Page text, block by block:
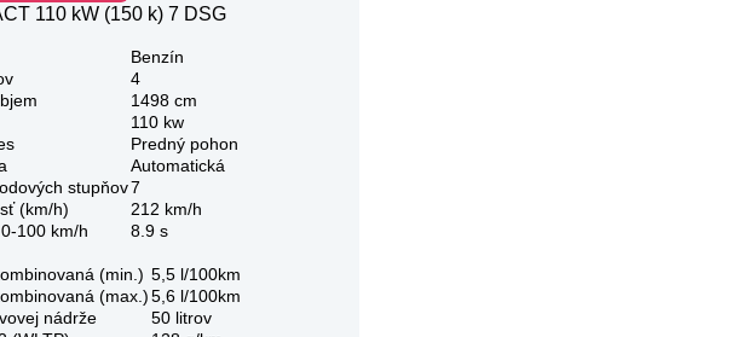
110 kW (150 k) 7 DSG
Benzín
4
1498 cm
110 kw
Predný pohon
Automatická
stupňov7
(km/h)
212 km/h
100 km/h
8.9 s
(min.) 5,5 l/100km
(max.)5,6 l/100km
nádrže
50 litrov